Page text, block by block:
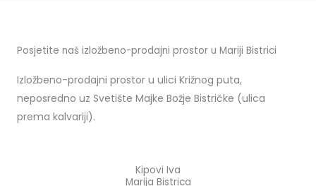
Posjetite naš izložbeno-prodajni prostor u Mariji Bistrici
Izložbeno-prodajni prostor u ulici Križnog puta,
neposredno uz Svetište Majke Božje Bistričke (ulica
prema kalvariji).
Kipovi Iva
Marija Bistrica